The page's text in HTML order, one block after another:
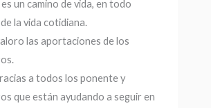
un camino de vida, en todo
la vida cotidiana.
las aportaciones de los
a todos los ponente y
que están ayudando a seguir en